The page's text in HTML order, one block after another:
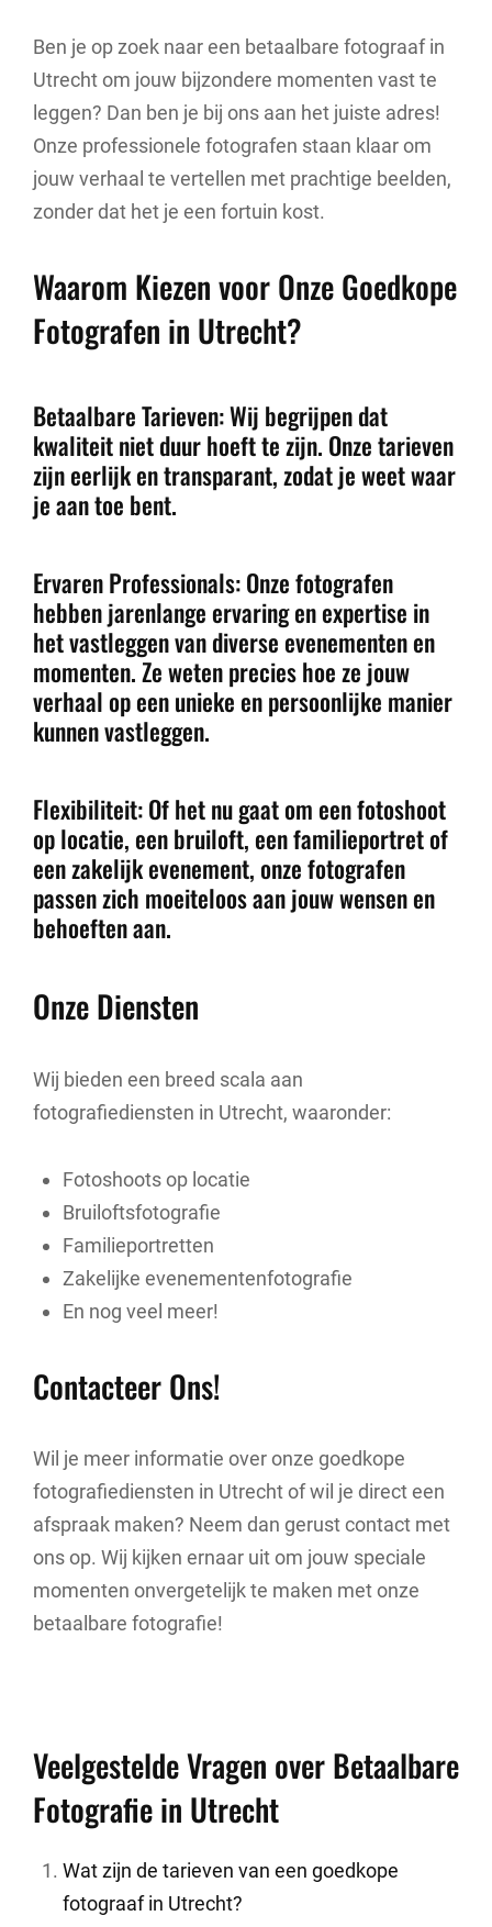
Ben je op zoek naar een betaalbare fotograaf in
Utrecht om jouw bijzondere momenten vast te
leggen? Dan ben je bij ons aan het juiste adres!
Onze professionele fotografen staan klaar om
jouw verhaal te vertellen met prachtige beelden,
zonder dat het je een fortuin kost.
Waarom Kiezen voor Onze Goedkope
Fotografen in Utrecht?
Betaalbare Tarieven: Wij begrijpen dat
kwaliteit niet duur hoeft te zijn. Onze tarieven
zijn eerlijk en transparant, zodat je weet waar
je aan toe bent.
Ervaren Professionals: Onze fotografen
hebben jarenlange ervaring en expertise in
het vastleggen van diverse evenementen en
momenten. Ze weten precies hoe ze jouw
verhaal op een unieke en persoonlijke manier
kunnen vastleggen.
Flexibiliteit: Of het nu gaat om een fotoshoot
op locatie, een bruiloft, een familieportret of
een zakelijk evenement, onze fotografen
passen zich moeiteloos aan jouw wensen en
behoeften aan.
Onze Diensten
Wij bieden een breed scala aan
fotografiediensten in Utrecht, waaronder:
Fotoshoots op locatie
Bruiloftsfotografie
Familieportretten
Zakelijke evenementenfotografie
En nog veel meer!
Contacteer Ons!
Wil je meer informatie over onze goedkope
fotografiediensten in Utrecht of wil je direct een
afspraak maken? Neem dan gerust contact met
ons op. Wij kijken ernaar uit om jouw speciale
momenten onvergetelijk te maken met onze
betaalbare fotografie!
Veelgestelde Vragen over Betaalbare
Fotografie in Utrecht
Wat zijn de tarieven van een goedkope
fotograaf in Utrecht?